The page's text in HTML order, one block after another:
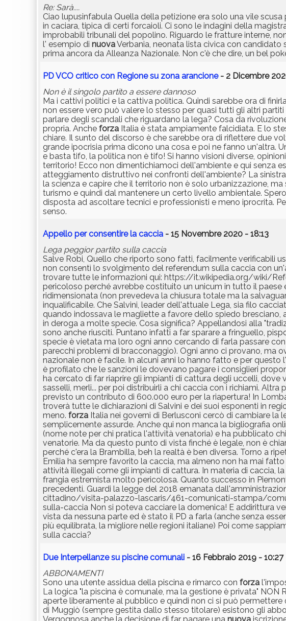
Re: Sarà....
Ciao lupusinfabula Quella della petizione era solo una vile
in caciara, tipica di certi forcaioli. Ci sono le indagini della
improbabili tribunali del popolino. Riguardo le fratture interne,
l' esempio di nuovaVerbania, neonata lista civica con
prima ancora da Alleanza Nazionale. Non c'è che dire, un bel
PD VCO critico con Regione su zona arancione- 2 Dicembre
Non è il singolo partito a essere dannoso
Ma i cattivi politici e la cattiva politica. Quindi sarebbe ora di
non essere vero può valere lo stesso per quasi tutti gli altri
parlare degli scandali che riguardano la lega? Cosa da
propria. Anche forza Italia è stata ampiamente falcidiata. E lo
chiare. Il sunto del discorso è che sarebbe ora di riflettere due
grande ipocrisia prima dicono una cosa e poi ne fanno un'altra.
e basta tifo, la politica non è tifo! Si hanno visioni diverse,
territorio! Ecco non dimentichiamoci dell'ambiente e qui senza
atteggiamento distruttivo nei confronti dell'ambiente? La
la scienza e capire che il territorio non è solo urbanizzazione,
turismo e quindi dal mantenere un certo livello ambientale.
disposta ad ascoltare tecnici e professionisti e meno iprocrita.
senso.
Appello per consentire la caccia - 15 Novembre 2020 - 18:13
Lega peggior partito sulla caccia
Salve Robi, Quello che riporto sono fatti, facilmente verificabili
non consentì lo svolgimento del referendum sulla caccia con
trovare tutte le informazioni qui: https://it.wikipedia.org/wiki/
pericoloso perché avrebbe costituito un unicum in tutto il
ridimensionata (non prevedeva la chiusura totale ma la
inqualificabile. Che Salvini, leader dell'attuale Lega, sia filo
quando indossava le magliette a favore dello spiedo
in deroga a molte specie. Cosa significa? Appellandosi alla
sono anche riusciti. Puntano infatti a far sparare a fringuello,
specie è vietata ma loro ogni anno cercando di farla passare
parecchi problemi di bracconaggio). Ogni anno ci provano, ma
nazionale non è facile. In alcuni anni lo hanno fatto e per
è profilato che le sanzioni le dovevano pagare i consiglieri
ha cercato di far riaprire gli impianti di cattura degli uccelli,
sasselli, merli... per poi distribuirli a chi caccia con i richiami.
previsto un contributo di 600.000 euro per la riapertura! In
troverà tutte le dichiarazioni di Salvini e dei suoi esponenti in
meno. forza Italia nei governi di Berlusconi cercò di cambiare
semplicemente assurde. Anche qui non manca la bigliografia
(nome note per chi pratica l'attività venatoria) e ha pubblicato
venatorie. Ma da questo punto di vista finché è legale, non è
perché c'era la Brambilla, beh la realtà è ben diversa. Torno a
Emilia ha sempre favorito la caccia, ma almeno non ha mai
attività illegali come gli impianti di cattura. In materia di caccia,
frangia estremista molto pericolosa. Quanto successo in
precedenti. Guardi la legge del 2018 emanata
cittadino/visita-palazzo-lascaris/461-comunicati-stampa/
sulla-caccia Non si poteva cacciare la domenica! E addirittura
vista da nessuna parte ed è stato il PD a farla (anche senza
più equilibrata, la migliore nelle regioni italiane) Poi come
sulla caccia?
Due Interpellanze su piscine comunali - 16 Febbraio 2019 - 10:27
ABBONAMENTI
Sono una utente assidua della piscina e rimarco con forza
La logica "la piscina è comunale, ma la gestione è privata"
aperte liberamente al pubblico e quindi non ci si può
di Muggiò (sempre gestita dallo stesso titolare) esistono gli